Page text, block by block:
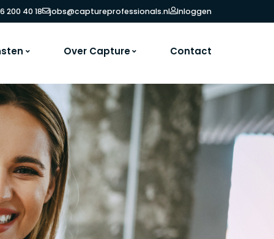
200 40 18 jobs@captureprofessionals.nl Inloggen
Over Capture Contact